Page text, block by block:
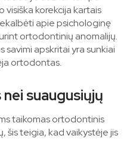
visiška korekcija kartais
apie psichologinę
ortodontinių anomalijų.
savimi apskritai yra sunkiai
ortodontas.
suaugusiųjų
taikomas ortodontinis
šis teigia, kad vaikystėje jis